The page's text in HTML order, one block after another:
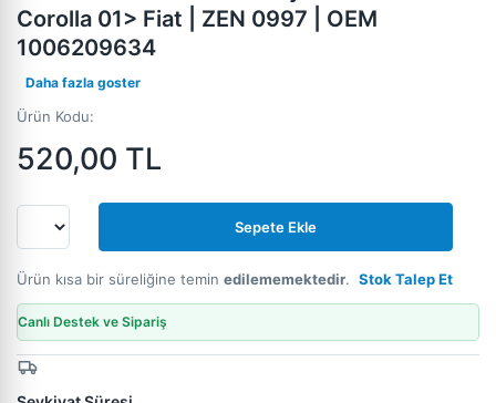
Corolla 01> Fiat | ZEN 0997 | OEM
1006209634
Daha fazla goster
Ürün Kodu:
520,00 TL
Sepete Ekle
Ürün kısa bir süreliğine temin edilememektedir. Stok Talep Et
Canlı Destek ve Sipariş